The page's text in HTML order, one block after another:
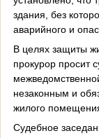
здания, без
аварийного и
В целях защиты
прокурор просит
незаконным и
жилого
Судебное